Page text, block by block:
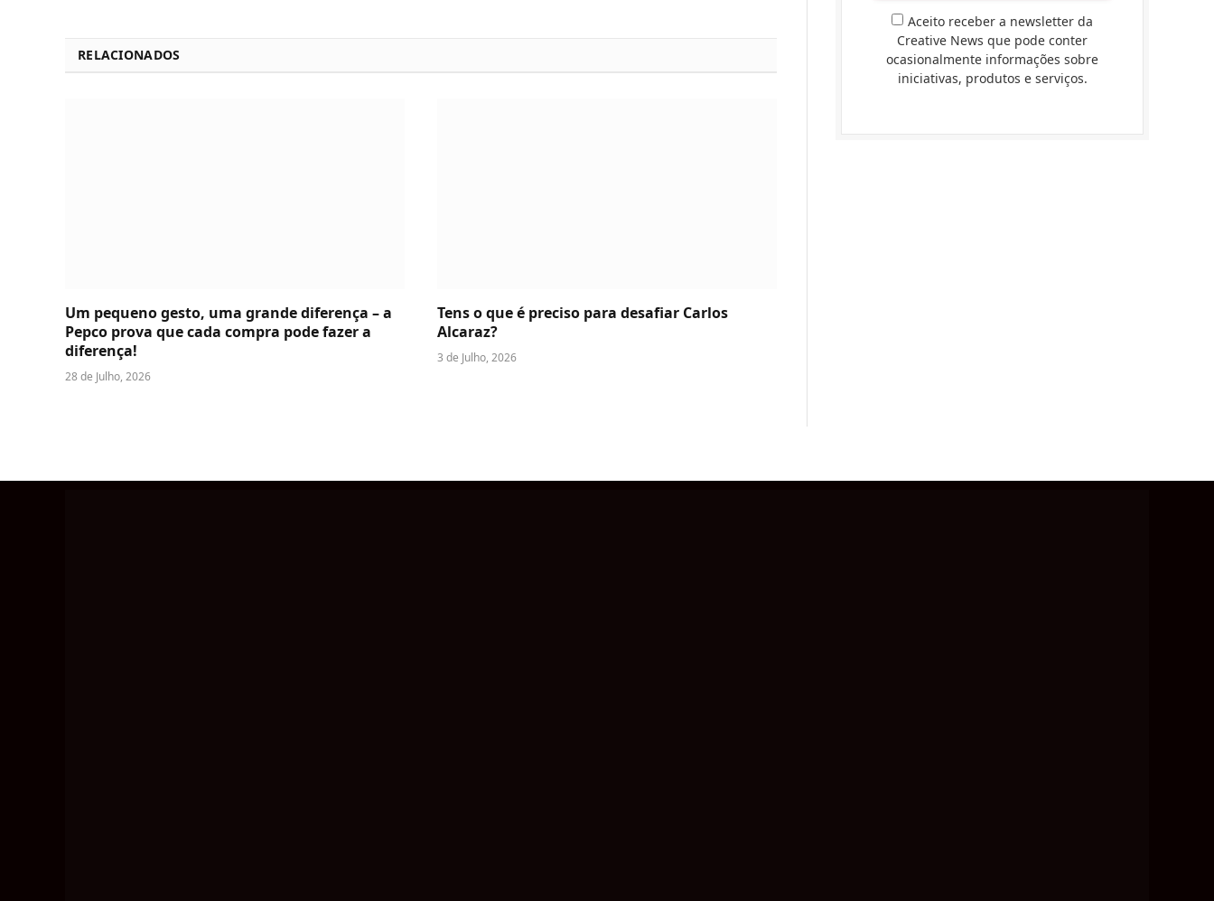
RELACIONADOS
Um pequeno gesto, uma grande diferença – a
Pepco prova que cada compra pode fazer a
diferença!
28 de Julho, 2026
Tens o que é preciso para desafiar Carlos
Alcaraz?
3 de Julho, 2026
Aceito receber a newsletter da
Creative News que pode conter
ocasionalmente informações sobre
iniciativas, produtos e serviços.